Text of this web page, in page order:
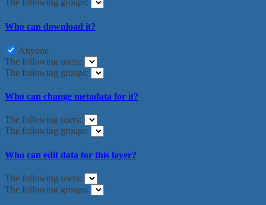
The following groups:
Who can download it?
Anyone
The following users:
The following groups:
Who can change metadata for it?
The following users:
The following groups:
Who can edit data for this layer?
The following users:
The following groups: